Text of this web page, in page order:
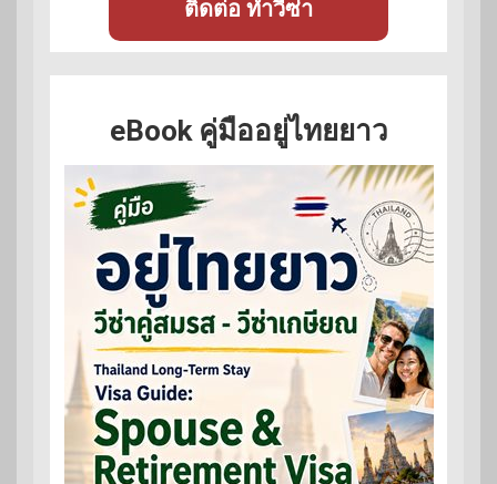
ติดต่อ ทำวีซ่า
eBook คู่มืออยู่ไทยยาว